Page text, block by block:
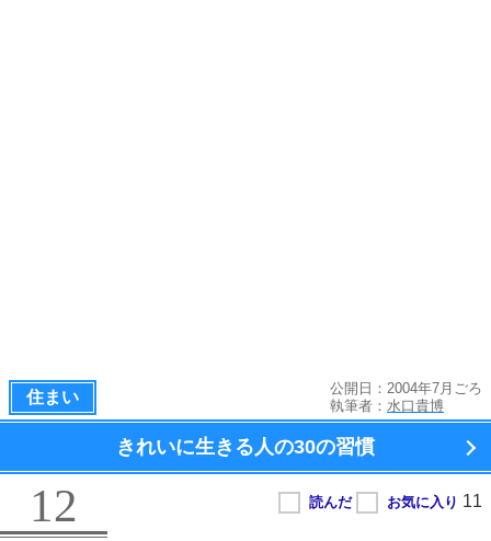
住まい
公開日：2004年7月ごろ
執筆者： 水口貴博
きれいに生きる人の30の習慣
12